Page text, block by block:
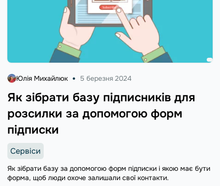
Як зібрати базу підписників для
розсилки за допомогою форм
підписки
Юлія Михайлюк 5 березня 2024
Сервіси
Як зібрати базу за допомогою форм підписки і якою має бути
форма, щоб люди охоче залишали свої контакти.